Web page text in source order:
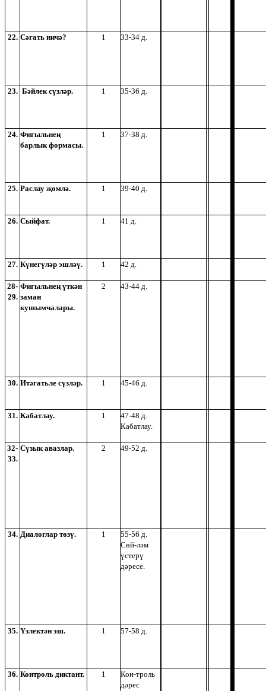
22. Сәгать ничә? 1 33-34 д.
23. Бәйлек сүзләр. 1 35-36 д.
24. Фигыльнең
барлык формасы.
1 37-38 д.
25. Раслау җөмлә. 1 39-40 д.
26. Сыйфат. 1 41 д.
27. Күнегүләр эшләү. 1 42 д.
28-
29.
Фигыльнең үткән
заман
кушымчалары.
2 43-44 д.
30. Итәгатьле сүзләр. 1 45-46 д.
31. Кабатлау. 1
47-48 д.
Кабатлау.
32-
33.
Сүзык авазлар. 2 49-52 д.
34. Диалоглар төзү. 1
55-56 д.
Сөй-ләм
үстерү
дәресе.
35. Үзлектән эш. 1 57-58 д.
36. Контроль диктант. 1
Кон-троль
дәрес